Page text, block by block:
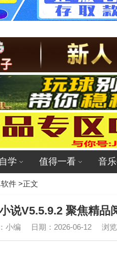
学 值得一看 音
件 >正文
说V5.5.9.2 聚焦精品
小编 日期：2026-06-12 浏